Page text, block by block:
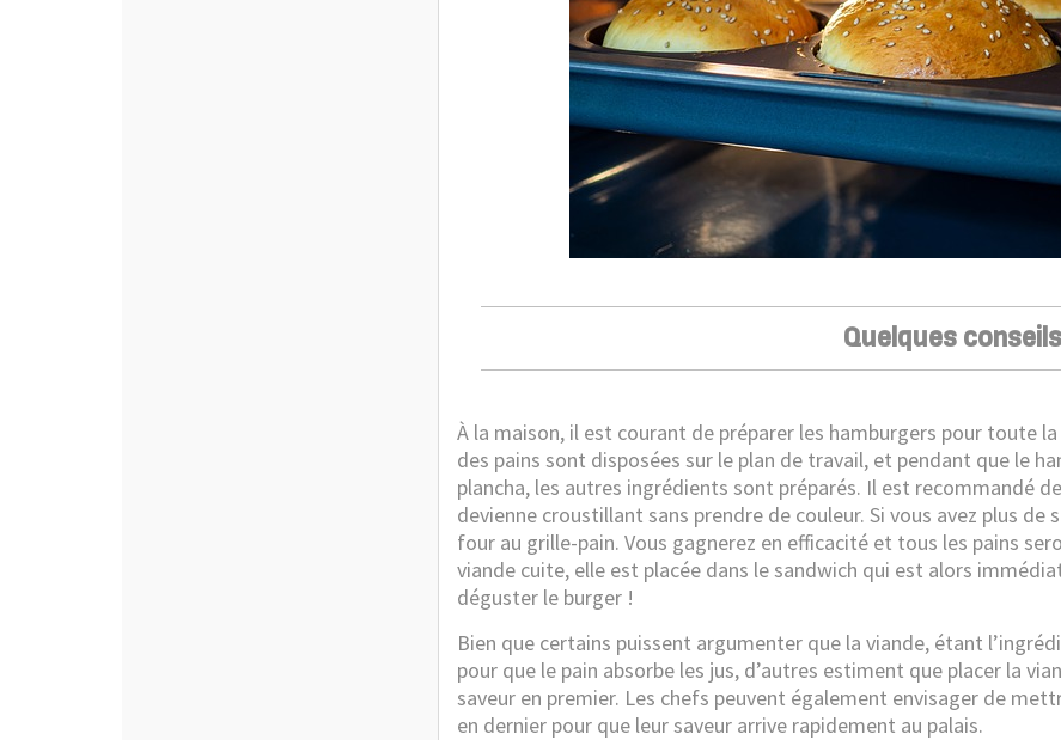
Quelques conseils
À la maison, il est courant de préparer les hamburgers pour toute
des pains sont disposées sur le plan de travail, et pendant que le
plancha, les autres ingrédients sont préparés. Il est recommandé
devienne croustillant sans prendre de couleur. Si vous avez plus de
four au grille-pain. Vous gagnerez en efficacité et tous les pains
viande cuite, elle est placée dans le sandwich qui est alors
déguster le burger !
Bien que certains puissent argumenter que la viande, étant
pour que le pain absorbe les jus, d’autres estiment que placer la
saveur en premier. Les chefs peuvent également envisager de
en dernier pour que leur saveur arrive rapidement au palais.